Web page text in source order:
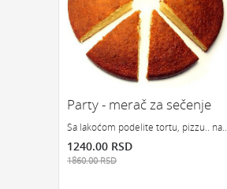
Party - merač za sečenje
Sa lakoćom podelite tortu, pizzu.. na...
1240.00 RSD
1860.00 RSD